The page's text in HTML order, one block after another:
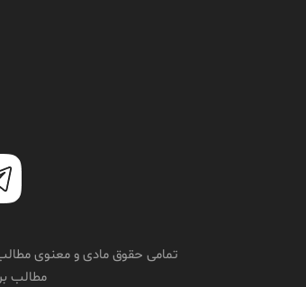
تمامی حقوق مادی و معنوی
مطالب